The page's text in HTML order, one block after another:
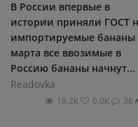
В России впервые в
истории приняли ГОСТ
импортируемые бананы
марта все ввозимые в
Россию бананы начнут...
Readovka
19.2К 0.0К 36